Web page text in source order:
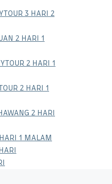
3 HARI 2
2 HARI 1
2 HARI 1
2 HARI 1
2 HARI
1 MALAM